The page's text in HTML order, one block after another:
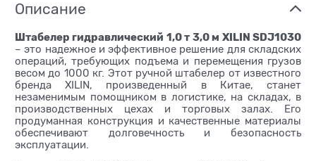
Описание
Штабелер гидравлический 1,0 т 3,0 м XILIN SDJ1030
– это надежное и эффективное решение для складских
операций, требующих подъема и перемещения грузов
весом до 1000 кг. Этот ручной штабелер от известного
бренда XILIN, произведенный в Китае, станет
незаменимым помощником в логистике, на складах, в
производственных цехах и торговых залах. Его
продуманная конструкция и качественные материалы
обеспечивают долговечность и безопасность
эксплуатации.